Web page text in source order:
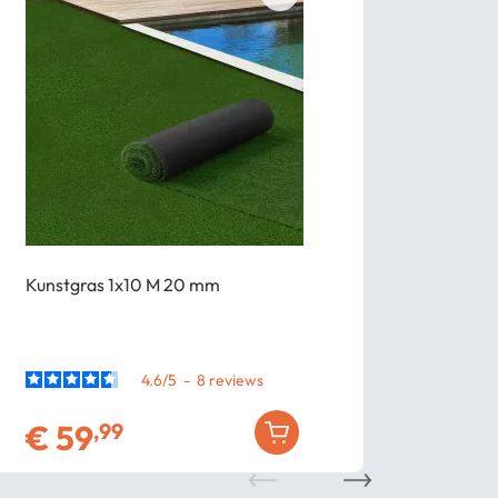
Kunstgras 1x10 M 20 mm
4.6/5 - 8
€59,99